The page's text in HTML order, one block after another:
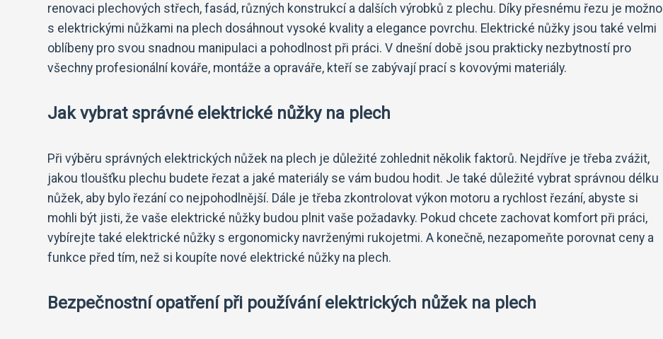
renovaci plechových střech, fasád, různých konstrukcí a dalších výrobků z plechu. Díky přesnému řezu je možno
s elektrickými nůžkami na plech dosáhnout vysoké kvality a elegance povrchu. Elektrické nůžky jsou také velmi
oblíbeny pro svou snadnou manipulaci a pohodlnost při práci. V dnešní době jsou prakticky nezbytností pro
všechny profesionální kováře, montáže a opraváře, kteří se zabývají prací s kovovými materiály.
Jak vybrat správné elektrické nůžky na plech
Při výběru správných elektrických nůžek na plech je důležité zohlednit několik faktorů. Nejdříve je třeba zvážit,
jakou tloušťku plechu budete řezat a jaké materiály se vám budou hodit. Je také důležité vybrat správnou délku
nůžek, aby bylo řezání co nejpohodlnější. Dále je třeba zkontrolovat výkon motoru a rychlost řezání, abyste si
mohli být jisti, že vaše elektrické nůžky budou plnit vaše požadavky. Pokud chcete zachovat komfort při práci,
vybírejte také elektrické nůžky s ergonomicky navrženými rukojetmi. A konečně, nezapomeňte porovnat ceny a
funkce před tím, než si koupíte nové elektrické nůžky na plech.
Bezpečnostní opatření při používání elektrických nůžek na plech